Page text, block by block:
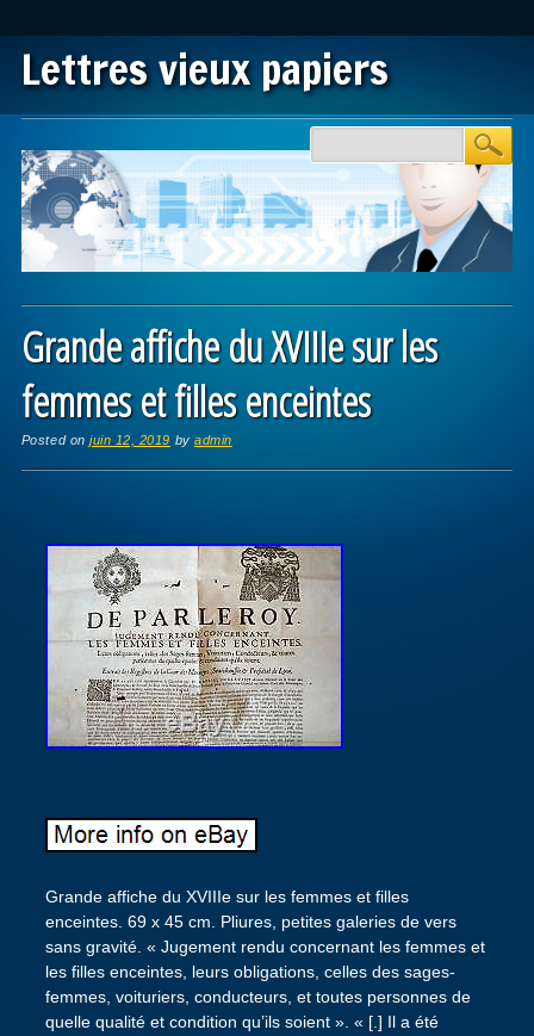
Lettres vieux papiers
Main menu
Grande affiche du XVIIIe sur les
femmes et filles enceintes
Posted onjuin 12, 2019 byadmin
Grande affiche du XVIIIe sur les femmes et filles
enceintes. 69 x 45 cm. Pliures, petites galeries de vers
sans gravité. « Jugement rendu concernant les femmes et
les filles enceintes, leurs obligations, celles des sages-
femmes, voituriers, conducteurs, et toutes personnes de
quelle qualité et condition qu’ils soient ». « [.] Il a été